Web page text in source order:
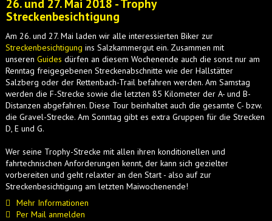
26. und 27. Mai 2018 - Trophy
Streckenbesichtigung
Am 26. und 27. Mai laden wir alle interessierten Biker zur
Streckenbesichtigung ins Salzkammergut ein. Zusammen mit
unseren Guides dürfen an diesem Wochenende auch die sonst nur am
Renntag freigegebenen Streckenabschnitte wie der Hallstätter
Salzberg oder der Rettenbach-Trail befahren werden. Am Samstag
werden die F-Strecke sowie die letzten 85 Kilometer der A- und B-
Distanzen abgefahren. Diese Tour beinhaltet auch die gesamte C- bzw.
die Gravel-Strecke. Am Sonntag gibt es extra Gruppen für die Strecken
D, E und G.
Wer seine Trophy-Strecke mit allen ihren konditionellen und
fahrtechnischen Anforderungen kennt, der kann sich gezielter
vorbereiten und geht relaxter an den Start - also auf zur
Streckenbesichtigung am letzten Maiwochenende!
Mehr Informationen
Per Mail anmelden